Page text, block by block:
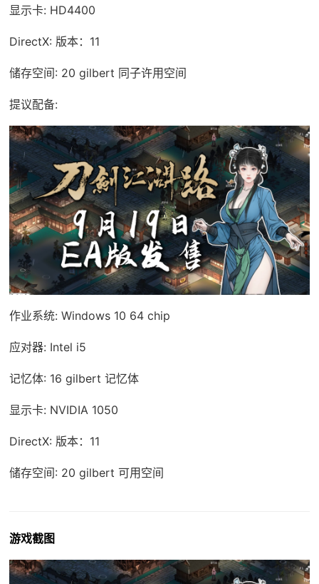
显示卡: HD4400
DirectX: 版本：11
储存空间: 20 gilbert 同子许用空间
提议配备:
作业系统: Windows 10 64 chip
应对器: Intel i5
记忆体: 16 gilbert 记忆体
显示卡: NVIDIA 1050
DirectX: 版本：11
储存空间: 20 gilbert 可用空间
游戏截图